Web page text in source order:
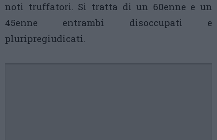
noti truffatori. Si tratta di un 60enne e un
45enne entrambi disoccupati e
pluripregiudicati.